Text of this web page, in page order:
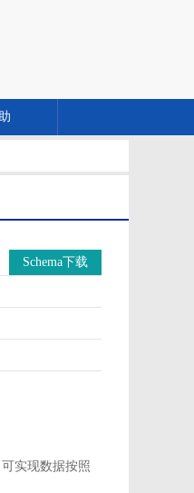
Schema下载
可实现数据按照